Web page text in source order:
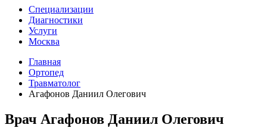
Специализации
Диагностики
Услуги
Москва
Главная
Ортопед
Травматолог
Агафонов Даниил Олегович
Врач Агафонов Даниил Олегович